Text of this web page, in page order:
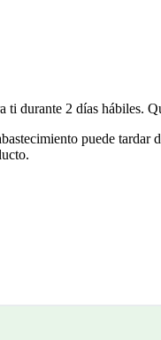
durante 2 días hábiles.
puede